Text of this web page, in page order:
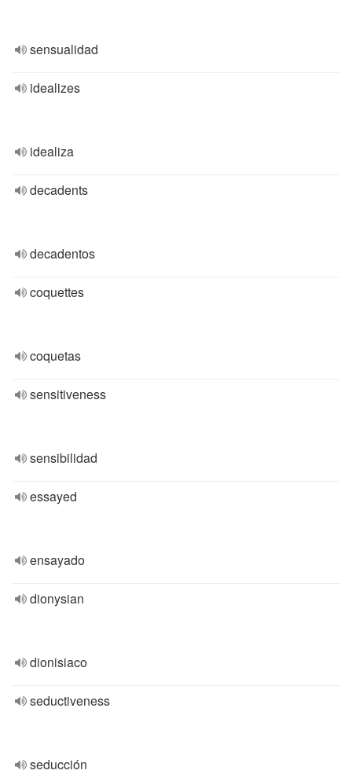
sensualidad
idealizes
idealiza
decadents
decadentos
coquettes
coquetas
sensitiveness
sensibilidad
essayed
ensayado
dionysian
dionisiaco
seductiveness
seducción